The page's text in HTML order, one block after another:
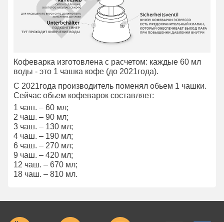
Кофеварка изготовлена с расчетом: каждые 60 мл
воды - это 1 чашка кофе (до 2021года).
С 2021года производитель поменял обьем 1 чашки.
Сейчас обьем кофеварок составляет:
1 чаш. – 60 мл;
2 чаш. – 90 мл;
3 чаш. – 130 мл;
4 чаш. – 190 мл;
6 чаш. – 270 мл;
9 чаш. – 420 мл;
12 чаш. – 670 мл;
18 чаш. – 810 мл.